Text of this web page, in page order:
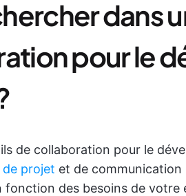
dans
pour le
de collaboration pour le
projet et de
fonction des besoins de